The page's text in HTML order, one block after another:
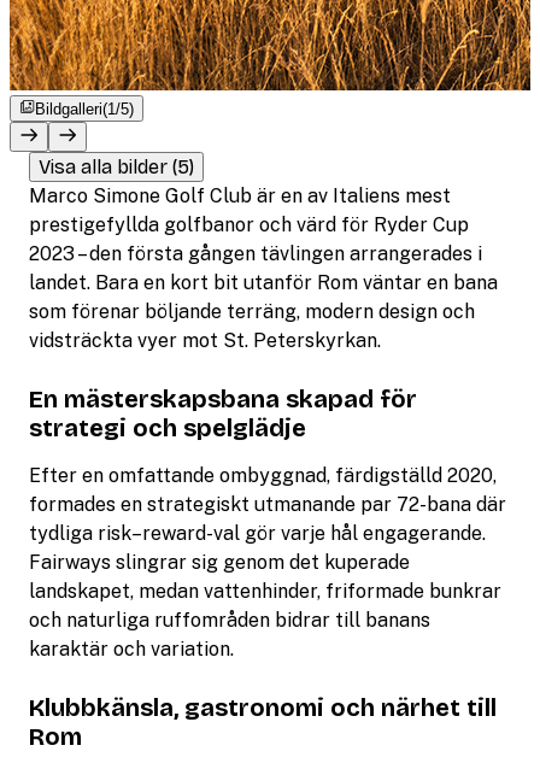
Bildgalleri(1/5)
Visa alla bilder (5)
Marco Simone Golf Club är en av Italiens mest
prestigefyllda golfbanor och värd för Ryder Cup
2023 – den första gången tävlingen arrangerades i
landet. Bara en kort bit utanför Rom väntar en bana
som förenar böljande terräng, modern design och
vidsträckta vyer mot St. Peterskyrkan.
En mästerskapsbana skapad för
strategi och spelglädje
Efter en omfattande ombyggnad, färdigställd 2020,
formades en strategiskt utmanande par 72-bana där
tydliga risk–reward-val gör varje hål engagerande.
Fairways slingrar sig genom det kuperade
landskapet, medan vattenhinder, friformade bunkrar
och naturliga ruffområden bidrar till banans
karaktär och variation.
Klubbkänsla, gastronomi och närhet till
Rom